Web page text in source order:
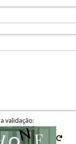
validação: